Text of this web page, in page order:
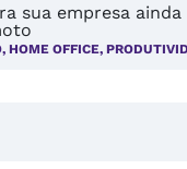
sua empresa
, HOME OFFICE,